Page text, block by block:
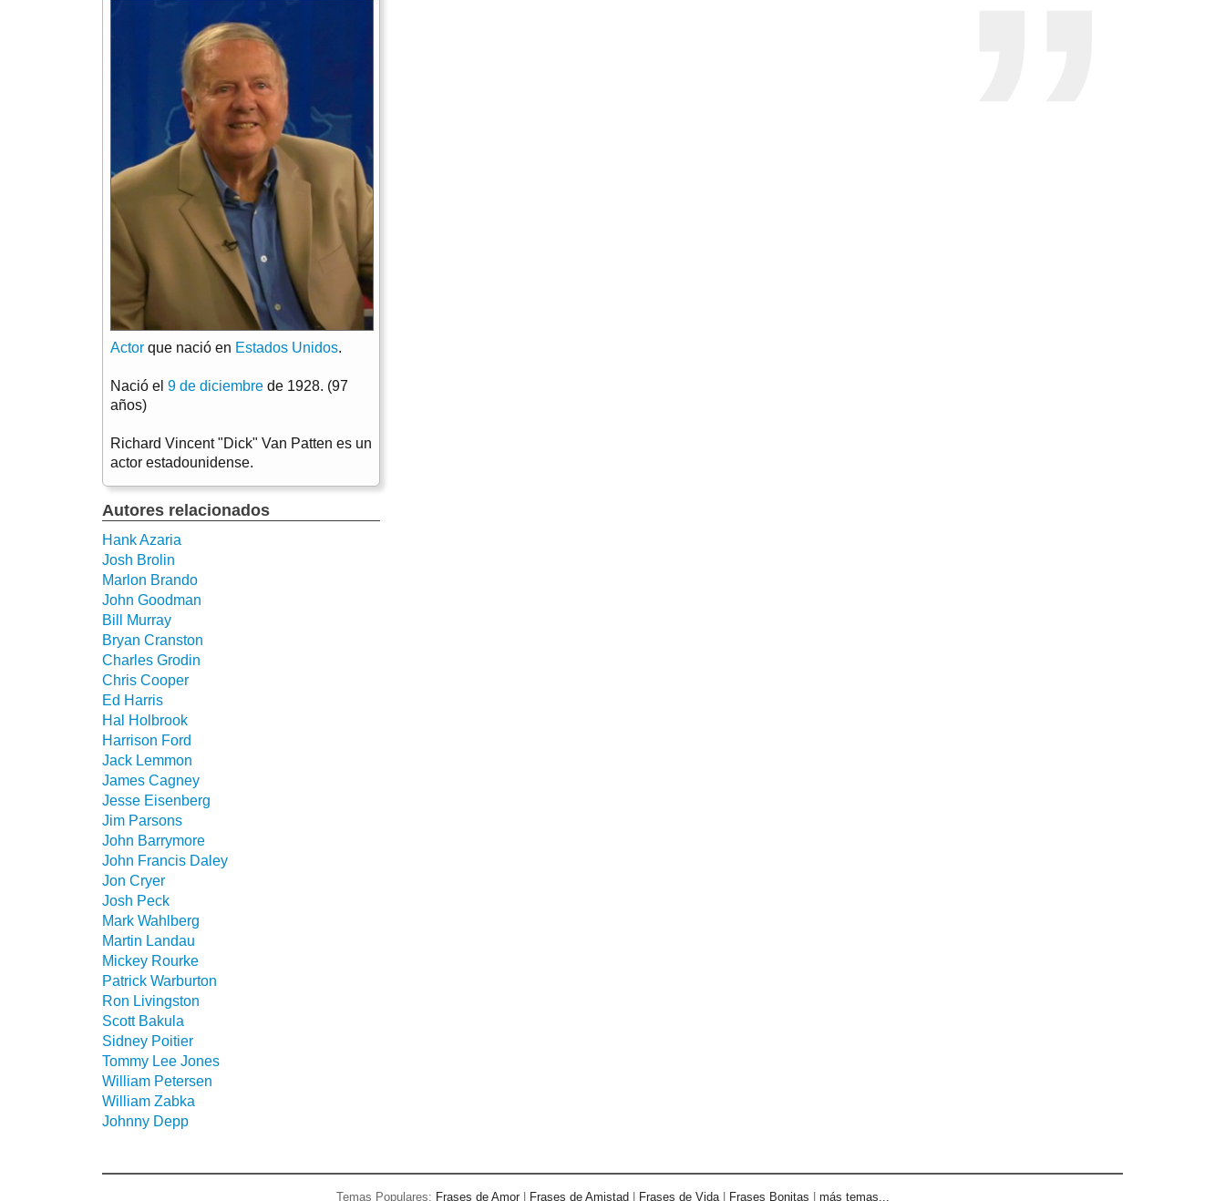
Actor que nació en Estados Unidos.
Nació el 9 de diciembre de 1928. (97
años)
Richard Vincent "Dick" Van Patten es un
actor estadounidense.
Autores relacionados
Hank Azaria
Josh Brolin
Marlon Brando
John Goodman
Bill Murray
Bryan Cranston
Charles Grodin
Chris Cooper
Ed Harris
Hal Holbrook
Harrison Ford
Jack Lemmon
James Cagney
Jesse Eisenberg
Jim Parsons
John Barrymore
John Francis Daley
Jon Cryer
Josh Peck
Mark Wahlberg
Martin Landau
Mickey Rourke
Patrick Warburton
Ron Livingston
Scott Bakula
Sidney Poitier
Tommy Lee Jones
William Petersen
William Zabka
Johnny Depp
Temas Populares: Frases de Amor| Frases de Amistad| Frases de Vida| Frases Bonitas | más temas...